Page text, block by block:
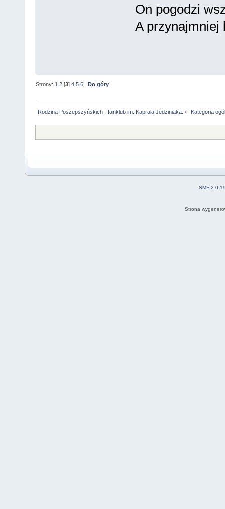
On pogodzi
A przynajmniej
Strony: 1 2 [3]4 5 6 Do góry
Rodzina Poszepszyńskich - fanklub im. Kaprala Jedziniaka. » Kategoria
SMF
Strona